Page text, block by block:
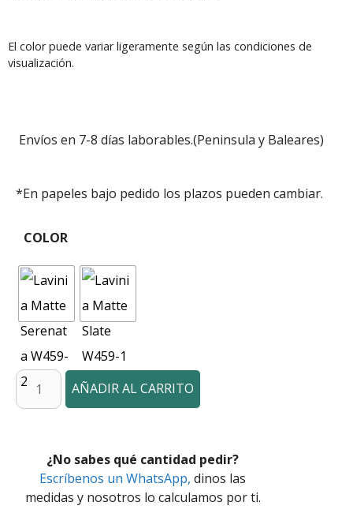
El color puede variar ligeramente según las condiciones de
visualización.
Envíos en 7-8 días laborables.(Peninsula y Baleares)
*En papeles bajo pedido los plazos pueden cambiar.
COLOR
AÑADIR AL CARRITO
¿No sabes qué cantidad pedir?
Escríbenos un WhatsApp, dinos las
medidas y nosotros lo calculamos por ti.